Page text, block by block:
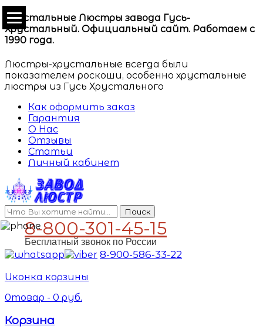
Хрустальные Люстры завода Гусь-
Хрустальный. Официальный сайт. Работаем с
1990 года.
Люстры-хрустальные всегда были
показателем роскоши, особенно хрустальные
люстры из Гусь Хрустального
Как оформить заказ
Гарантия
О Нас
Отзывы
Статьи
Личный кабинет
Поиск
8-800-301-45-15
Бесплатный звонок по России
8-900-586-33-22
Иконка корзины
0товар - 0 руб.
Корзина